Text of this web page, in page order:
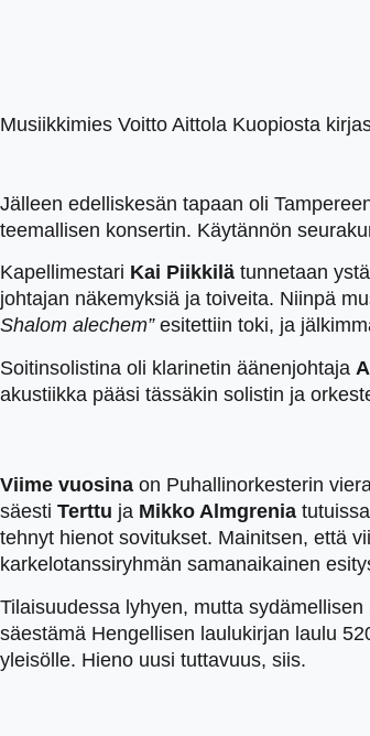
Musiikkimies Voitto Aittola Kuopiosta
Jälleen edelliskesän tapaan oli
teemallisen konsertin. Käytännön
Kapellimestari Kai Piikkilä tunnetaan
johtajan näkemyksiä ja toiveita. Niinpä
Shalom alechem”esitettiin toki, ja
Soitinsolistina oli klarinetin äänenjohtaja
akustiikka pääsi tässäkin solistin ja
Viime vuosina on Puhallinorkesterin
säesti Terttu ja Mikko Almgrenia
tehnyt hienot sovitukset. Mainitsen, että
karkelotanssiryhmän samanaikainen
Tilaisuudessa lyhyen, mutta
säestämä Hengellisen laulukirjan laulu
yleisölle. Hieno uusi tuttavuus, siis.